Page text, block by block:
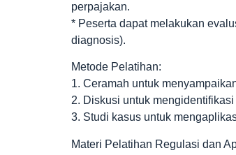
perpajakan.
* Peserta dapat melakukan
diagnosis).
Metode Pelatihan:
1. Ceramah untuk
2. Diskusi untuk
3. Studi kasus untuk
Materi Pelatihan Regulasi dan